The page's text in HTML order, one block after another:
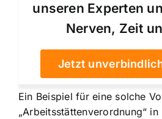
unseren Experten
Nerven, Zeit
Jetzt
Ein Beispiel für eine solche
„Arbeitsstättenverordnung“